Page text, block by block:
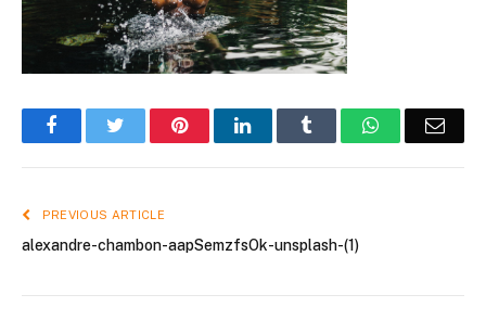
FacebookTwitter PinterestLinkedIn Tumblr WhatsApp
PREVIOUS ARTICLE
alexandre-chambon-aapSemzfsOk-unsplash-(1)